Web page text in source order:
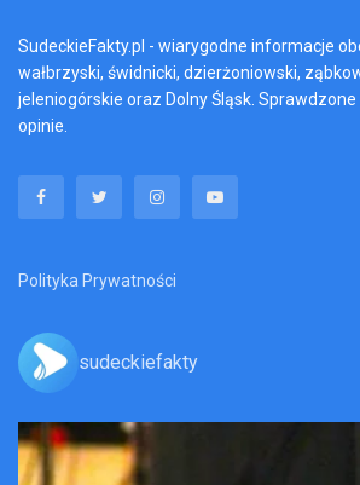
SudeckieFakty.pl - wiarygodne informacje
wałbrzyski, świdnicki, dzierżoniowski,
jeleniogórskie oraz Dolny Śląsk.
opinie.
Polityka Prywatności
sudeckiefakty